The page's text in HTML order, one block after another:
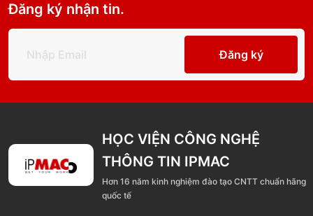
Đăng ký nhận tin.
Đăng ký
HỌC VIỆN CÔNG NGHỆ
THÔNG TIN IPMAC
Hơn 16 năm kinh nghiệm đào tạo CNTT chuẩn hãng
quốc tế